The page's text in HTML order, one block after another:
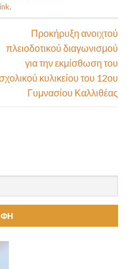
.
Προκήρυξη ανοιχτού
πλειοδοτικού διαγωνισμού
για την εκμίσθωση του
κυλικείου του 12ου
Γυμνασίου Καλλιθέας